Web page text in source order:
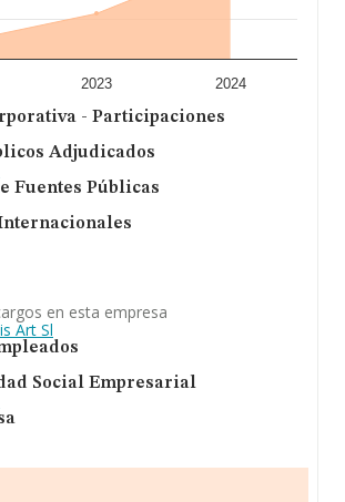
2023 2024
- Participaciones
Adjudicados
Fuentes Públicas
en esta empresa
Art Sl
Social Empresarial